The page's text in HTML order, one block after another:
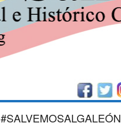
#SALVEMOSALGALEÓN